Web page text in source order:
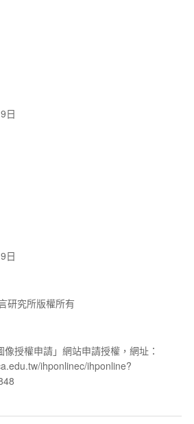
日
日
研究所版權所有
授權申請」網站申請授權，網址：
ihponlinec/ihponline?